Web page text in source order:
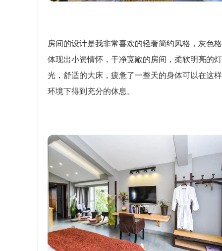
房间的设计是我非常喜欢的轻奢简约风格，灰色
体现出小资情怀，干净宽敞的房间，柔软明亮的灯
光，舒适的大床，疲惫了一整天的身体可以在这
环境下得到充分的休息。